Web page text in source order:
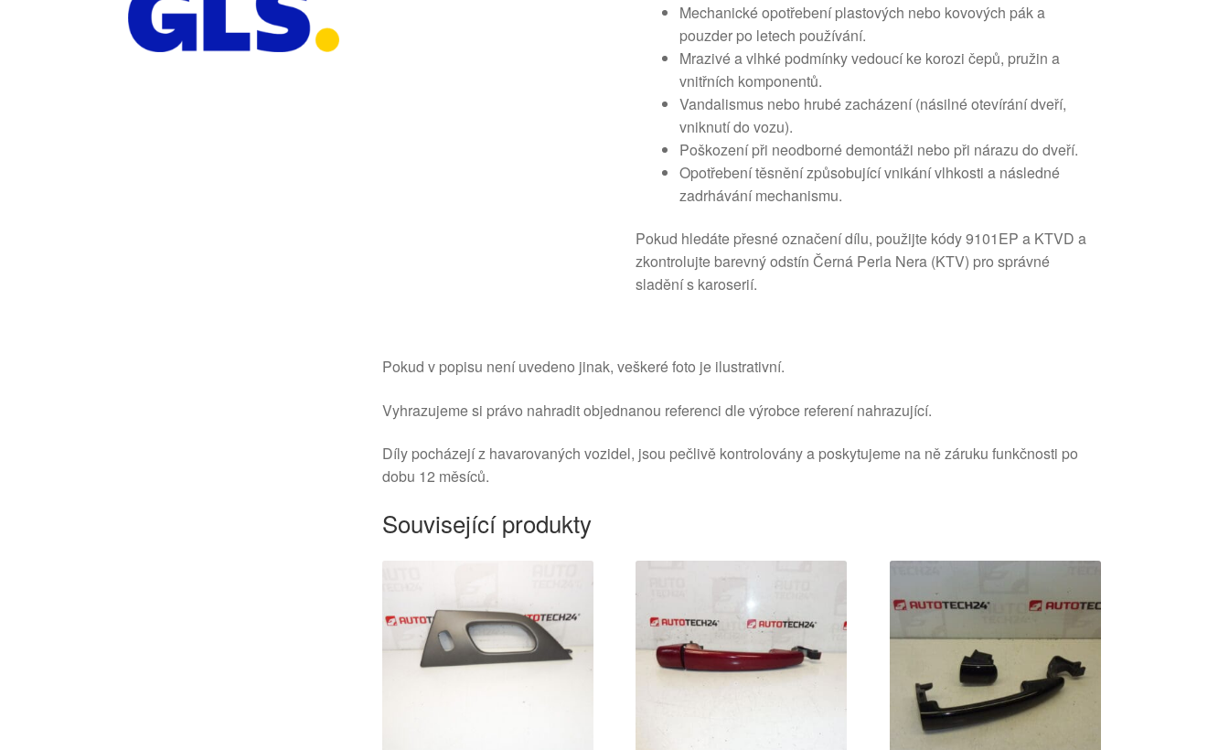
Mechanické opotřebení plastových nebo kovových pák a
pouzder po letech používání.
Mrazivé a vlhké podmínky vedoucí ke korozi čepů, pružin a
vnitřních komponentů.
Vandalismus nebo hrubé zacházení (násilné otevírání dveří,
vniknutí do vozu).
Poškození při neodborné demontáži nebo při nárazu do dveří.
Opotřebení těsnění způsobující vnikání vlhkosti a následné
zadrhávání mechanismu.
Pokud hledáte přesné označení dílu, použijte kódy 9101EP a KTVD a
zkontrolujte barevný odstín Černá Perla Nera (KTV) pro správné
sladění s karoserií.
Pokud v popisu není uvedeno jinak, veškeré foto je ilustrativní.
Vyhrazujeme si právo nahradit objednanou referenci dle výrobce referení nahrazující.
Díly pocházejí z havarovaných vozidel, jsou pečlivě kontrolovány a poskytujeme na ně záruku funkčnosti po
dobu 12 měsíců.
Související produkty